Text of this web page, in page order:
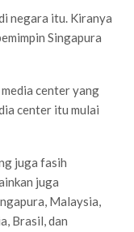
negara itu. Kiranya
Singapura
center yang
center itu mulai
juga fasih
juga
Malaysia,
Brasil, dan